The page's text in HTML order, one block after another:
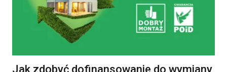
Jak zdobyć dofinansowanie do wymiany